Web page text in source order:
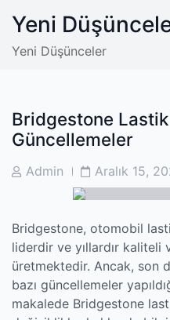
content
Yeni
Yeni Düşünceler
Bridgestone
Güncellemeler
PostAdmin
Post
Date
Aralık 15,
Bridgestone, otomobil
liderdir ve yıllardır kaliteli
üretmektedir. Ancak, son
bazı güncellemeler
makalede Bridgestone